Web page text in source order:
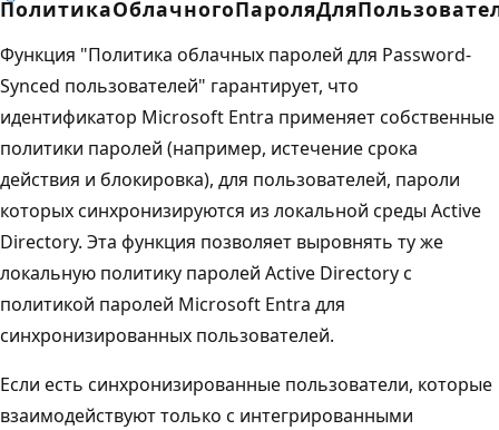
Функция "Политика облачных паролей для Password-
Synced пользователей" гарантирует, что
идентификатор Microsoft Entra применяет собственные
политики паролей (например, истечение срока
действия и блокировка), для пользователей, пароли
которых синхронизируются из локальной среды Active
Directory. Эта функция позволяет выровнять ту же
локальную политику паролей Active Directory с
политикой паролей Microsoft Entra для
синхронизированных пользователей.
Если есть синхронизированные пользователи, которые
взаимодействуют только с интегрированными